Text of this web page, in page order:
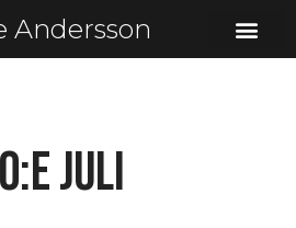
Andersson
juli